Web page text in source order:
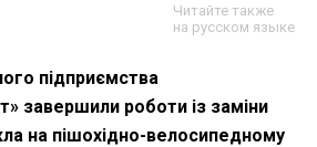
Читайте также
на русском языке
підприємства
завершили роботи із заміни
на пішохідно-велосипедному